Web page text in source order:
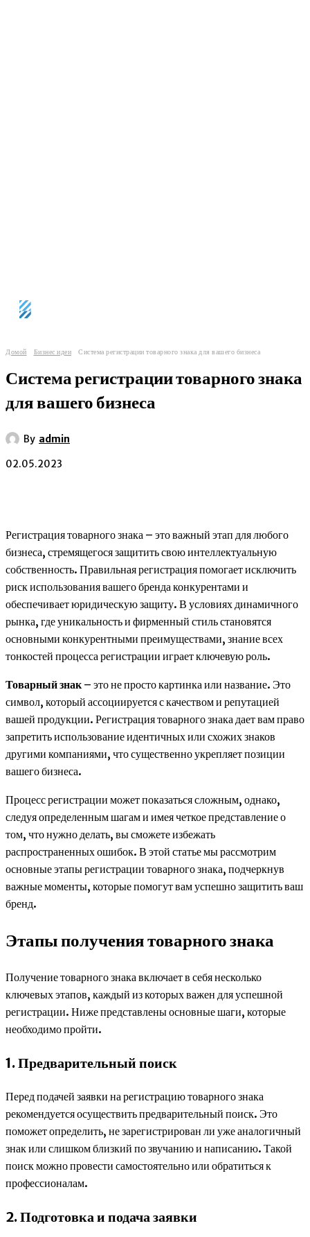
Домой Бизнес идеи Система регистрации товарного знака для вашего бизнеса
Система регистрации товарного знака
для вашего бизнеса
By admin
02.05.2023
Регистрация товарного знака – это важный этап для любого
бизнеса, стремящегося защитить свою интеллектуальную
собственность. Правильная регистрация помогает исключить
риск использования вашего бренда конкурентами и
обеспечивает юридическую защиту. В условиях динамичного
рынка, где уникальность и фирменный стиль становятся
основными конкурентными преимуществами, знание всех
тонкостей процесса регистрации играет ключевую роль.
Товарный знак – это не просто картинка или название. Это
символ, который ассоциируется с качеством и репутацией
вашей продукции. Регистрация товарного знака дает вам право
запретить использование идентичных или схожих знаков
другими компаниями, что существенно укрепляет позиции
вашего бизнеса.
Процесс регистрации может показаться сложным, однако,
следуя определенным шагам и имея четкое представление о
том, что нужно делать, вы сможете избежать
распространенных ошибок. В этой статье мы рассмотрим
основные этапы регистрации товарного знака, подчеркнув
важные моменты, которые помогут вам успешно защитить ваш
бренд.
Этапы получения товарного знака
Получение товарного знака включает в себя несколько
ключевых этапов, каждый из которых важен для успешной
регистрации. Ниже представлены основные шаги, которые
необходимо пройти.
1. Предварительный поиск
Перед подачей заявки на регистрацию товарного знака
рекомендуется осуществить предварительный поиск. Это
поможет определить, не зарегистрирован ли уже аналогичный
знак или слишком близкий по звучанию и написанию. Такой
поиск можно провести самостоятельно или обратиться к
профессионалам.
2. Подготовка и подача заявки